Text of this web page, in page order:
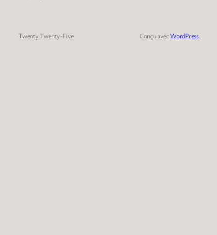
Twenty Twenty-Five Conçu avecWordPress